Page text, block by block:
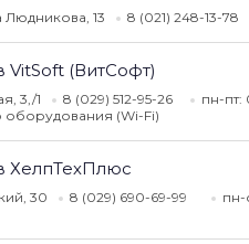
Людникова, 13 8 (021) 248-13-78
(ВитСофт)
3,/1 8 (029) 512-95-26 пн-пт:
оборудования (Wi-Fi)
ХелпТехПлюс
30 8 (029) 690-69-99 пн-